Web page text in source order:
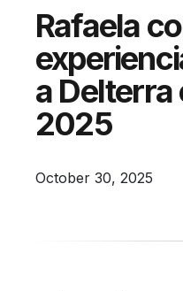
Campañas
Arbolado
Residuos
Proyectos
Edificios
Rafaela
a Delterra
2025
October 30, 2025